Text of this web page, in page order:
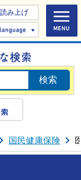
み上げ
Select
国民健康保険